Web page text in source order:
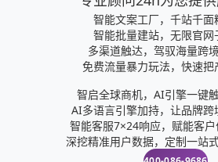
智能文案工厂，千站千面
智能批量建站，无限官网
多渠道触达，驾驭海量跨
免费流量暴力玩法，快速把
智启全球商机，AI引擎一键
AI多语言引擎加持，让品牌跨
智能客服7×24响应，赋能客
深挖精准用户数据，定制一站